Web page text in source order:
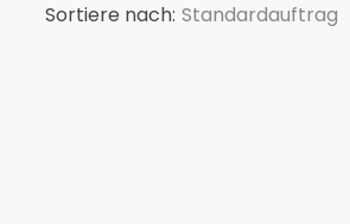
Sortiere nach: Standardauftrag